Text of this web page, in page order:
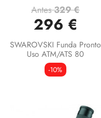
Antes329 €
296 €
SWAROVSKI Funda Pronto
Uso ATM/ATS 80
-10%